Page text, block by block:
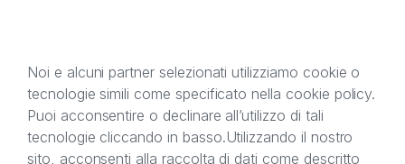
Il presente sito web è di proprietà di StreetLib S.r.l.
titolare di tutti i diritti di proprietà intellettuale
Noi e alcuni partner selezionati utilizziamo cookie o
tecnologie simili come specificato nella cookie policy.
Puoi acconsentire o declinare all’utilizzo di tali
tecnologie cliccando in basso.Utilizzando il nostro
sito, acconsenti alla raccolta di dati come descritto